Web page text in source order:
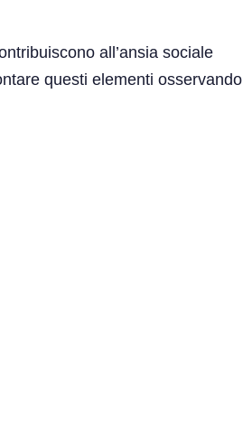
all’ansia sociale
questi elementi osservando